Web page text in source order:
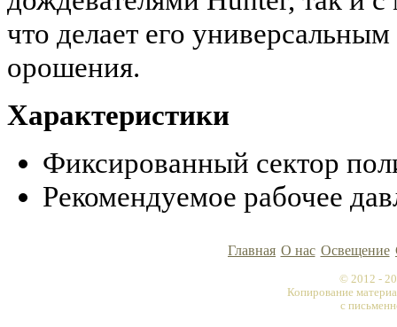
что делает его
орошения.
Характеристики
Фиксированный сектор
Рекомендуемое рабочее
Главная О нас Освещение
© 2012 -
Копирование
с